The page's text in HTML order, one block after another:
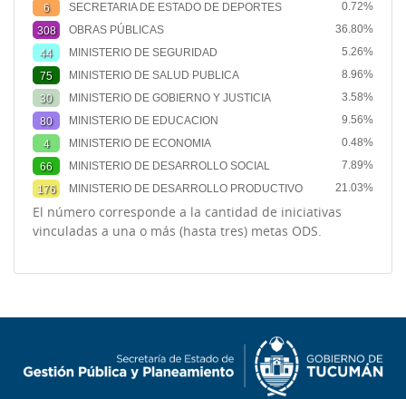
6 SECRETARIA DE ESTADO DE DEPORTES
0.72%
308
OBRAS PÚBLICAS
36.80%
44
MINISTERIO DE SEGURIDAD
5.26%
75
MINISTERIO DE SALUD PUBLICA
8.96%
30
MINISTERIO DE GOBIERNO Y JUSTICIA
3.58%
80
MINISTERIO DE EDUCACION
9.56%
4
MINISTERIO DE ECONOMIA
0.48%
66
MINISTERIO DE DESARROLLO SOCIAL
7.89%
176
MINISTERIO DE DESARROLLO PRODUCTIVO 21.03%
El número corresponde a la cantidad de iniciativas
vinculadas a una o más (hasta tres) metas ODS.